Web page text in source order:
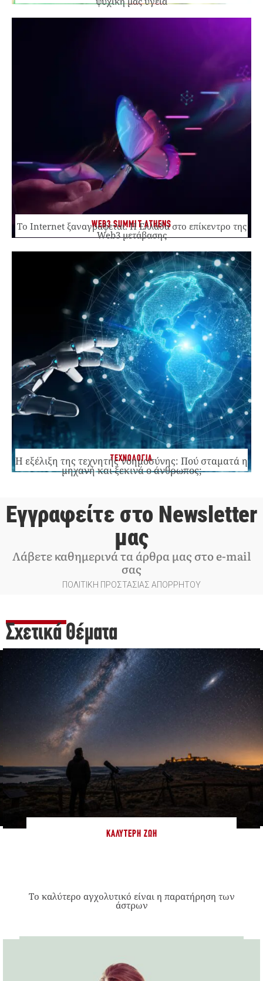
WEB3 SUMMIT ATHENS
Το Internet ξαναγράφεται. Η Ελλάδα στο επίκεντρο της
Web3 μετάβασης
ΤΕΧΝΟΛΟΓΙΑ
Η εξέλιξη της τεχνητής νοημοσύνης: Πού σταματά η
μηχανή και ξεκινά ο άνθρωπος;
Εγγραφείτε στο Newsletter
μας
Λάβετε καθημερινά τα άρθρα μας στο e-mail
σας
ΠΟΛΙΤΙΚΗ ΠΡΟΣΤΑΣΙΑΣ ΑΠΟΡΡΗΤΟΥ
Σχετικά Θέματα
ΚΑΛΎΤΕΡΗ ΖΩΉ
Το καλύτερο αγχολυτικό είναι η παρατήρηση των
άστρων